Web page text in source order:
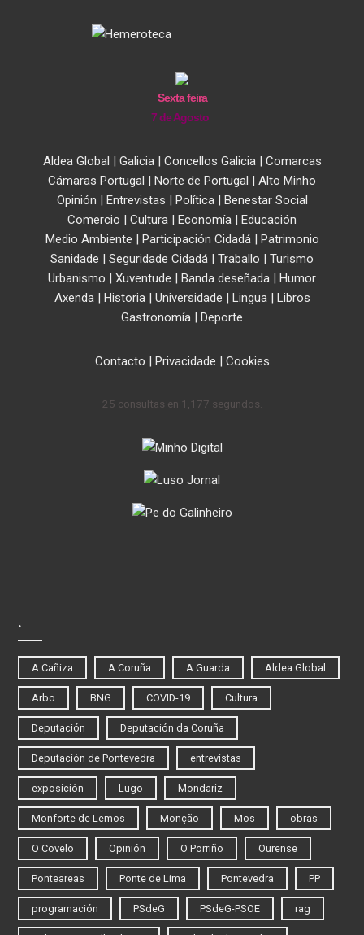
Sexta feira
7 de Agosto
Aldea Global | Galicia| Concellos Galicia| Comarcas
Cámaras Portugal | Norte de Portugal | Alto Minho
Opinión | Entrevistas | Política| Benestar Social
Comercio | Cultura | Economía | Educación
Medio Ambiente | Participación Cidadá| Patrimonio
Sanidade | Seguridade Cidadá | Traballo | Turismo
Urbanismo | Xuventude | Banda deseñada | Humor
Axenda| Historia| Universidade | Lingua| Libros
Gastronomía | Deporte
Contacto | Privacidade | Cookies
25 consultas en 1,177 segundos.
.
A Cañiza A Coruña A Guarda Aldea Global
Arbo BNG COVID-19 Cultura
Deputación Deputación da Coruña
Deputación de Pontevedra entrevistas
exposición Lugo Mondariz
Monforte de Lemos Monção Mos obras
O Covelo Opinión O Porriño Ourense
Ponteareas Ponte de Lima Pontevedra PP
programación PSdeG PSdeG-PSOE rag